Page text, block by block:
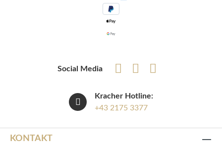
Social Media
Kracher Hotline:
+43 2175 3377
KONTAKT